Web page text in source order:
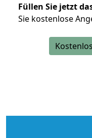
Füllen Sie jetzt
Sie kostenlose